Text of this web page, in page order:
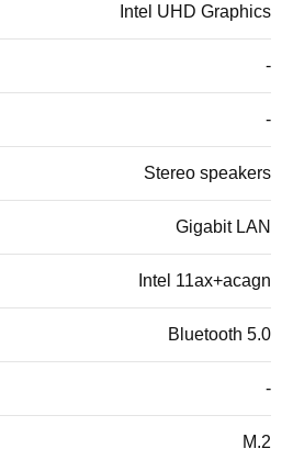
Intel UHD Graphics
-
-
Stereo speakers
Gigabit LAN
Intel 11ax+acagn
Bluetooth 5.0
-
M.2